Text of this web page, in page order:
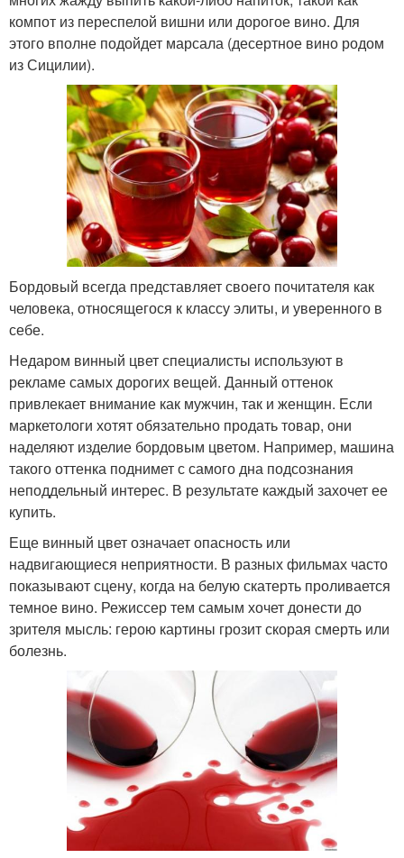
компот из переспелой вишни или дорогое вино. Для
этого вполне подойдет марсала (десертное вино родом
из Сицилии).
Бордовый всегда представляет своего почитателя как
человека, относящегося к классу элиты, и уверенного в
себе.
Недаром винный цвет специалисты используют в
рекламе самых дорогих вещей. Данный оттенок
привлекает внимание как мужчин, так и женщин. Если
маркетологи хотят обязательно продать товар, они
наделяют изделие бордовым цветом. Например, машина
такого оттенка поднимет с самого дна подсознания
неподдельный интерес. В результате каждый захочет ее
купить.
Еще винный цвет означает опасность или
надвигающиеся неприятности. В разных фильмах часто
показывают сцену, когда на белую скатерть проливается
темное вино. Режиссер тем самым хочет донести до
зрителя мысль: герою картины грозит скорая смерть или
болезнь.